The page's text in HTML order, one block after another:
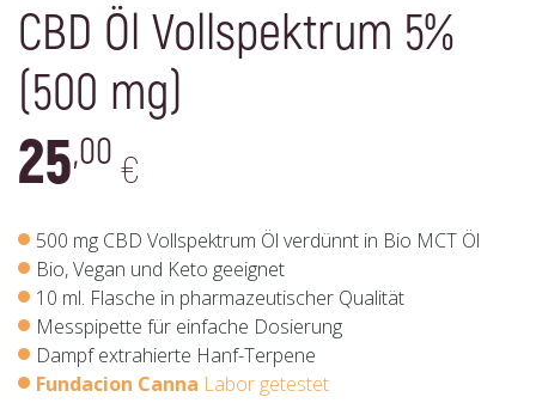
CBD Öl Vollspektrum 5%
(500 mg)
25,00 €
500 mg CBD Vollspektrum Öl verdünnt in Bio MCT Öl
Bio, Vegan und Keto geeignet
10 ml. Flasche in pharmazeutischer Qualität
Messpipette für einfache Dosierung
Dampf extrahierte Hanf-Terpene
Fundacion Canna Labor getestet